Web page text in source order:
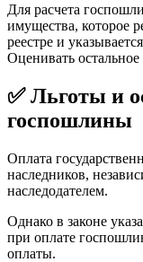
Для расчета
имущества, которое
реестре и
Оценивать
✅ Льготы и
госпошлины
Оплата
наследников,
наследодателем.
Однако в законе
при оплате
оплаты.